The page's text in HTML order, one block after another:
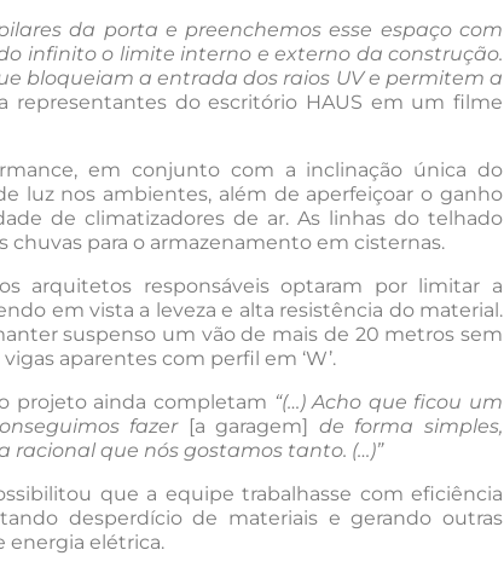
da porta e preenchemos esse espaço com
infinito o limite interno e externo da construção.
bloqueiam a entrada dos raios UV e permitem a
representantes do escritório HAUS em um filme
em conjunto com a inclinação única do
luz nos ambientes, além de aperfeiçoar o ganho
de climatizadores de ar. As linhas do telhado
para o armazenamento em cisternas.
arquitetos responsáveis optaram por limitar a
em vista a leveza e alta resistência do material.
suspenso um vão de mais de 20 metros sem
aparentes com perfil em ‘W’.
projeto ainda completam “(…) Acho que ficou um
fazer [a garagem]
de forma simples,
que nós gostamos tanto. (…)”
que a equipe trabalhasse com eficiência
desperdício de materiais e gerando outras
energia elétrica.